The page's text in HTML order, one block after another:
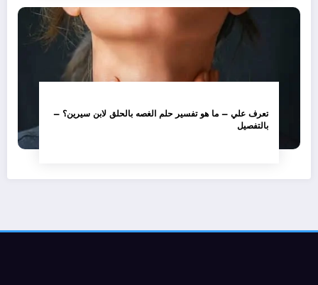
تعرف علي – ما هو تفسير حلم الغصه بالحلق لابن سيرين؟ –
بالتفصيل